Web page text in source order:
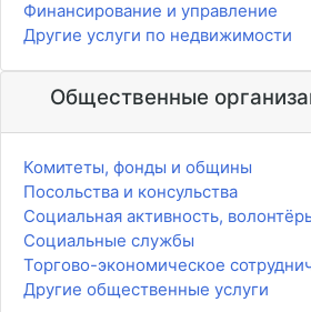
Финансирование и управление
Другие услуги по недвижимости
Общественные
Комитеты, фонды и общины
Посольства и консульства
Социальная активность,
Социальные службы
Торгово-экономическое
Другие общественные услуги